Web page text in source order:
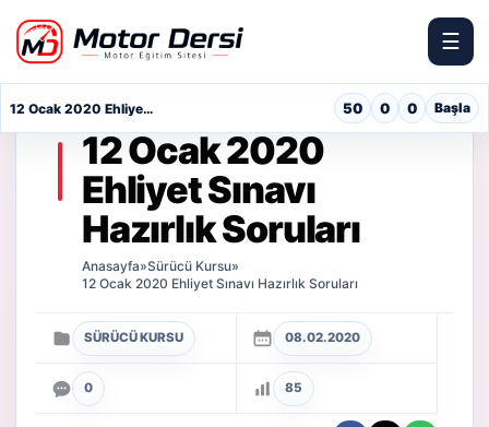
Motor Dersi
☰
12 Ocak 2020
Ehliyet Sınavı
Hazırlık Soruları
Anasayfa»Sürücü Kursu»
12 Ocak 2020 Ehliyet Sınavı Hazırlık Soruları
SÜRÜCÜ KURSU 08.02.2020
0 85
12 Ocak 2020 Ehliyet Sınavı Hazırlık Soruları 50 0 0 Başla